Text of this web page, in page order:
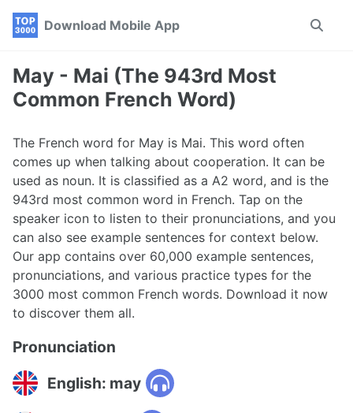
Skip
navigation
Skip
Skip
Download Mobile App
Toggle
May - Mai (The 943rd Most
Common French Word)
The French word for May is Mai. This word often
comes up when talking about cooperation. It can be
used as noun. It is classified as a A2 word, and is the
943rd most common word in French. Tap on the
speaker icon to listen to their pronunciations, and you
can also see example sentences for context below.
Our app contains over 60,000 example sentences,
pronunciations, and various practice types for the
3000 most common French words. Download it now
to discover them all.
Pronunciation
English: may